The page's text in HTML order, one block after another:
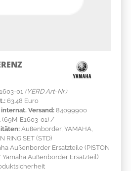
01 (YERD Art-Nr.)
63.48 Euro
Versand: 84099900
(69M-E1603-01) /
Außenborder, YAMAHA,
RING SET (STD)
Außenborder Ersatzteile (PISTON
Yamaha Außenborder Ersatzteil)